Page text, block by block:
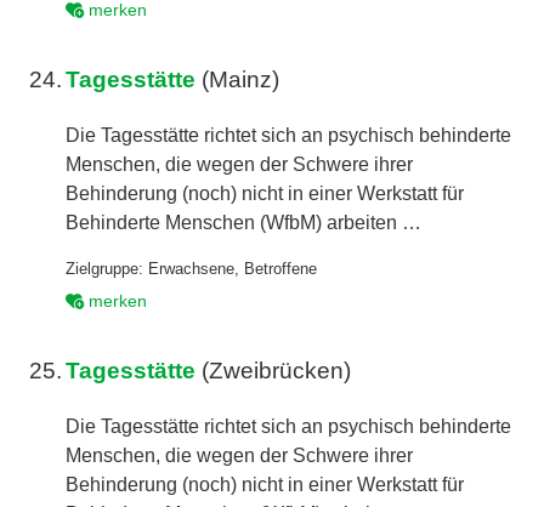
merken
24. Tagesstätte (Mainz)
Die Tagesstätte richtet sich an psychisch behinderte
Menschen, die wegen der Schwere ihrer
Behinderung (noch) nicht in einer Werkstatt für
Behinderte Menschen (WfbM) arbeiten …
Zielgruppe: Erwachsene, Betroffene
merken
25. Tagesstätte (Zweibrücken)
Die Tagesstätte richtet sich an psychisch behinderte
Menschen, die wegen der Schwere ihrer
Behinderung (noch) nicht in einer Werkstatt für